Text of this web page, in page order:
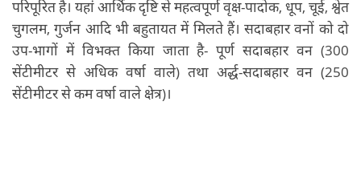
परिपूरित है। यहां आर्थिक दृष्टि से महत्वपूर्ण वृक्ष-पादोक, धूप, चूई, श्वेत
चुगलम, गुर्जन आदि भी बहुतायत में मिलते हैं। सदाबहार वनों को दो
उप-भागों में विभक्त किया जाता है- पूर्ण सदाबहार वन (300
सेंटीमीटर से अधिक वर्षा वाले) तथा अर्द्ध-सदाबहार वन (250
सेंटीमीटर से कम वर्षा वाले क्षेत्र)।